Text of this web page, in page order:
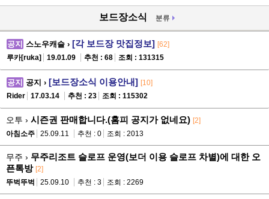
보드장소식 분류
공지 스노우캐슬 › [각 보드장 맛집정보] [62]
루카[ruka]
19.01.09 추천 : 68 조회 : 131315
공지 공지 › [보드장소식 이용안내] [10]
Rider
17.03.14 추천 : 23 조회 : 115302
오투 › 시즌권 판매합니다.(홈피 공지가 없네요) [2]
아침소주
25.09.11 추천 : 0 조회 : 2013
무주 › 무주리조트 슬로프 운영(보더 이용 슬로프 차별)에 대한 오
픈톡방 [2]
뚜벅뚜벅
25.09.10 추천 : 3 조회 : 2269